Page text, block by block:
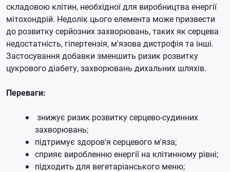
складовою клітин, необхідної для виробництва енергії
мітохондрій. Недолік цього елемента може призвести
до розвитку серйозних захворювань, таких як серцева
недостатність, гіпертензія, м'язова дистрофія та інші.
Застосування добавки зменшить ризик розвитку
цукрового діабету, захворювань дихальних шляхів.
Переваги:
знижує ризик розвитку серцево-судинних
захворювань;
підтримує здоров'я серцевого м'яза;
сприяє виробленню енергії на клітинному рівні;
підходить для вегетаріанського меню;